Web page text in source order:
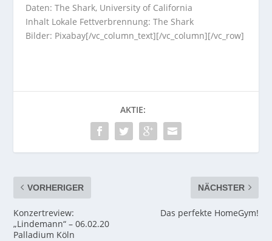
Daten: The Shark, University of California
Inhalt Lokale Fettverbrennung: The Shark
Bilder: Pixabay[/vc_column_text][/vc_column][/vc_row]
AKTIE:
VORHERIGER
Konzertreview:
„Lindemann“ – 06.02.20
Palladium Köln
NÄCHSTER
Das perfekte HomeGym!